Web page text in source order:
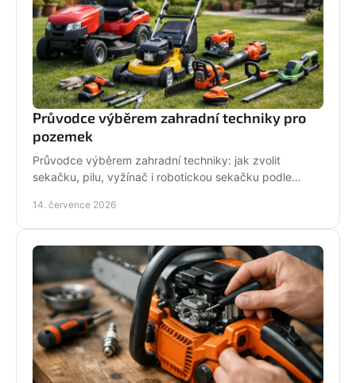
Průvodce výběrem zahradní techniky pro
pozemek
Průvodce výběrem zahradní techniky: jak zvolit
sekačku, pilu, vyžínač i robotickou sekačku podle
podpory.
14. července 2026